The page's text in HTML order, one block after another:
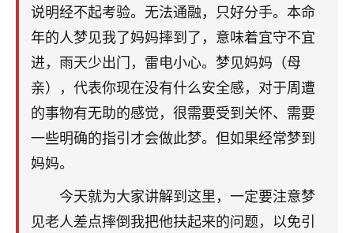
说明经不起考验。无法通融，只好分手。本命
年的人梦见我了妈妈摔到了，意味着宜守不宜
进，雨天少出门，雷电小心。梦见妈妈（母
亲），代表你现在没有什么安全感，对于周遭
的事物有无助的感觉，很需要受到关怀、需要
一些明确的指引才会做此梦。但如果经常梦到
妈妈。
今天就为大家讲解到这里，一定要注意梦
见老人差点摔倒我把他扶起来的问题，以免引
鹿森 ：慧来老师微信：gjsy0624
1天前 来自江西
青春168
我也想要，我也想要！
2天前 来自山西 15
Jessica李
老师做不做超度法事？我想给我奶奶做超度，她今年
刚去世了。